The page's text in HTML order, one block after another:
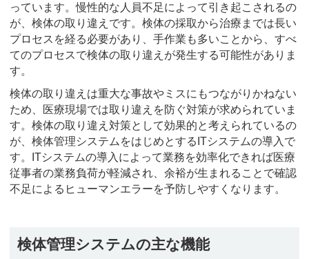
っています。慢性的な人員不足によって引き起こされるの
が、検体の取り違えです。検体の採取から治療までは長い
プロセスを経る必要があり、手作業も多いことから、すべ
てのプロセスで検体の取り違えが発生する可能性がありま
す。
検体の取り違えは重大な事故やミスにもつながりかねない
ため、医療現場では取り違えを防ぐ対策が求められていま
す。検体の取り違え対策として効果的と考えられているの
が、検体管理システムをはじめとするITシステムの導入で
す。ITシステムの導入によって業務を効率化できれば医療
従事者の業務負荷が軽減され、余裕が生まれることで確認
不足によるヒューマンエラーを予防しやすくなります。
検体管理システムの主な機能